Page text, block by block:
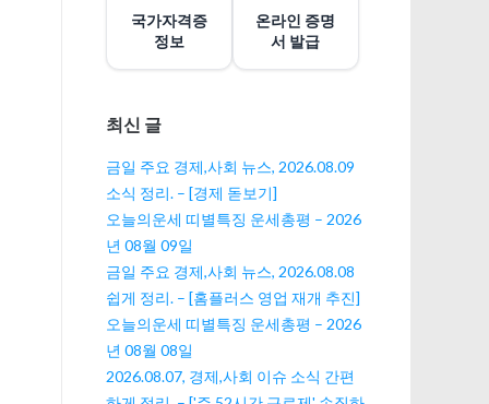
국가자격증
정보
온라인 증명
서 발급
최신 글
금일 주요 경제,사회 뉴스, 2026.08.09
소식 정리. – [경제 돋보기]
오늘의운세 띠별특징 운세총평 – 2026
년 08월 09일
금일 주요 경제,사회 뉴스, 2026.08.08
쉽게 정리. – [홈플러스 영업 재개 추진]
오늘의운세 띠별특징 운세총평 – 2026
년 08월 08일
2026.08.07, 경제,사회 이슈 소식 간편